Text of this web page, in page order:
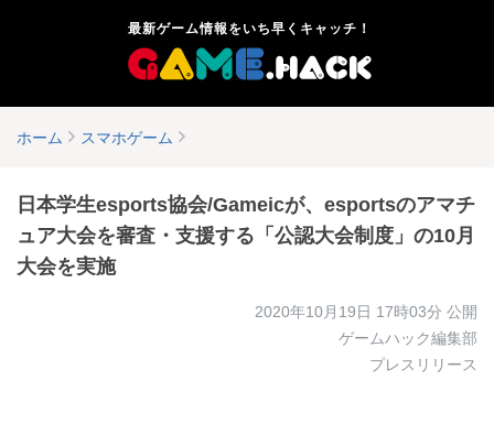
最新ゲーム情報をいち早くキャッチ！
ホーム スマホゲーム
日本学生esports協会/Gameicが、esportsのアマチ
ュア大会を審査・支援する「公認大会制度」の10月
大会を実施
2020年10月19日 17時03分 公開
ゲームハック編集部
プレスリリース